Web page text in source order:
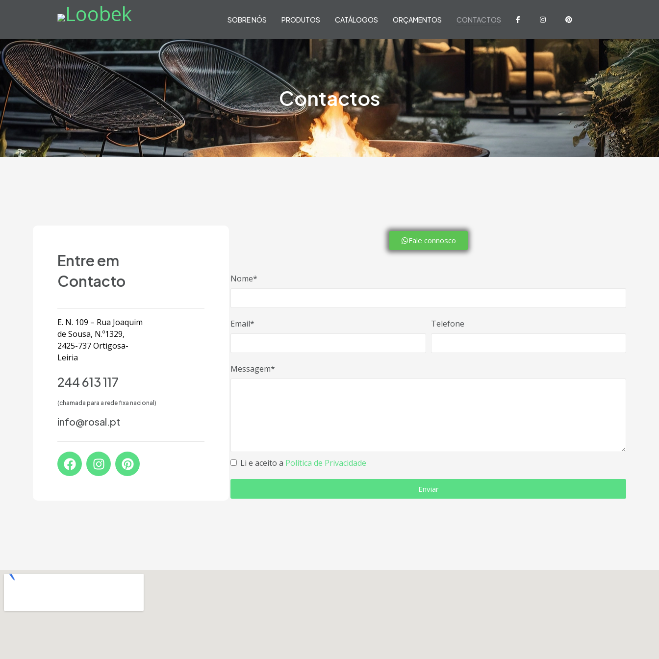
SOBRE NÓS PRODUTOS CATÁLOGOS ORÇAMENTOS CONTACTOS
Contactos
Entre em
Contacto
E. N. 109 – Rua Joaquim
de Sousa, N.º1329,
2425-737 Ortigosa-
Leiria
244 613 117
(chamada para a rede fixa nacional)
info@rosal.pt
Fale connosco
Nome*
Email* Telefone
Messagem*
Li e aceito a Política de Privacidade
Enviar